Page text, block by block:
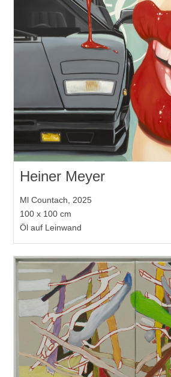
Heiner Meyer
Ml Countach, 2025
100 x 100 cm
Öl auf Leinwand